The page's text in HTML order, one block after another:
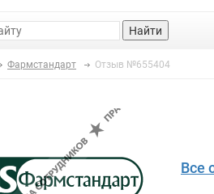
Найти
Фармстандарт Отзыв №655404
Все